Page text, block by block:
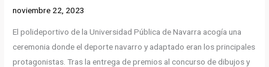
noviembre 22, 2023
El polideportivo de la Universidad Pública de Navarra acogía una
ceremonia donde el deporte navarro y adaptado eran los principales
protagonistas. Tras la entrega de premios al concurso de dibujos y